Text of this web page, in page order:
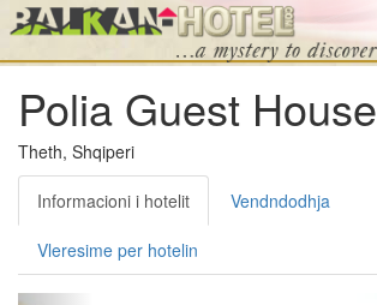
Polia Guest House
Theth, Shqiperi
Informacioni i hotelit Vendndodhja
Vleresime per hotelin